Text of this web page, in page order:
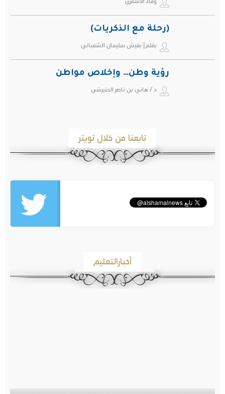
(رحلة مع الذكريات)
بقلم| بقيش سليمان الشعباني
رؤية وطن… وإخلاص مواطن
د / هاني بن ناصر الحتيرشي
تابعنا من خلال تويتر
أخبارالتعليم